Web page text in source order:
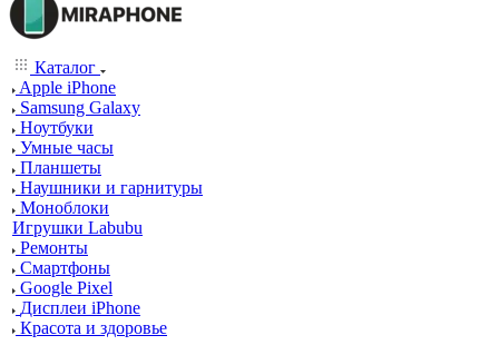
Каталог
Apple iPhone
Samsung Galaxy
Ноутбуки
Умные часы
Планшеты
Наушники и гарнитуры
Моноблоки
Игрушки Labubu
Ремонты
Смартфоны
Google Pixel
Дисплеи iPhone
Красота и здоровье